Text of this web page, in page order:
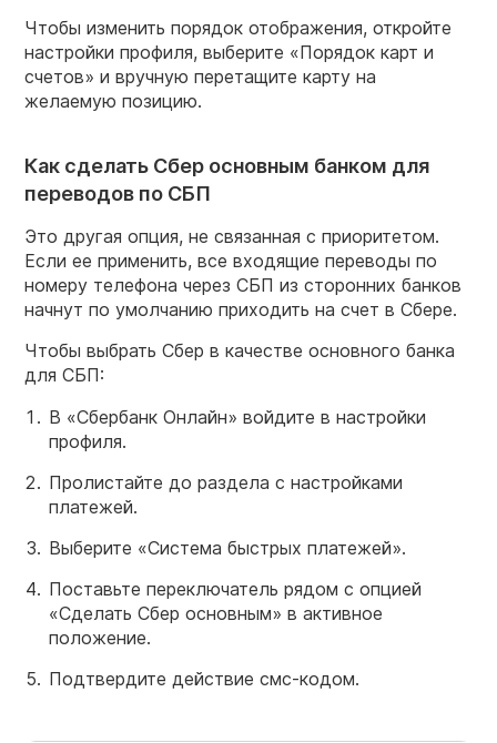
Чтобы изменить порядок отображения, откройте
настройки профиля, выберите «Порядок карт и
счетов» и вручную перетащите карту на
желаемую позицию.
Как сделать Сбер основным банком для
переводов по СБП
Это другая опция, не связанная с приоритетом.
Если ее применить, все входящие переводы по
номеру телефона через СБП из сторонних банков
начнут по умолчанию приходить на счет в Сбере.
Чтобы выбрать Сбер в качестве основного банка
для СБП:
В «Сбербанк Онлайн» войдите в настройки
профиля.
Пролистайте до раздела с настройками
платежей.
Выберите «Система быстрых платежей».
Поставьте переключатель рядом с опцией
«Сделать Сбер основным» в активное
положение.
Подтвердите действие смс-кодом.